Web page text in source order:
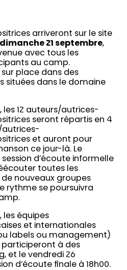
arriveront sur le site
dimanche 21 septembre,
avec tous les
au camp.
sur place dans des
situées dans le domaine
les 12 auteurs/autrices-
seront répartis en 4
autrices-
et auront pour
ce jour-là. Le
d’écoute informelle
toutes les
nouveaux groupes
rythme se poursuivra
les équipes
et internationales
labels ou management)
participeront à des
et le vendredi 26
d’écoute finale à 18h00.